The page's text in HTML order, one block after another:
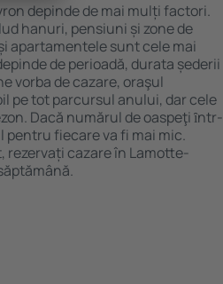
depinde de mai mulți factori.
hanuri, pensiuni și zone de
apartamentele sunt cele mai
de perioadă, durata șederii
vorba de cazare, oraşul
pe tot parcursul anului, dar cele
Dacă numărul de oaspeţi ȋntr-
pentru fiecare va fi mai mic.
rezervați cazare în Lamotte-